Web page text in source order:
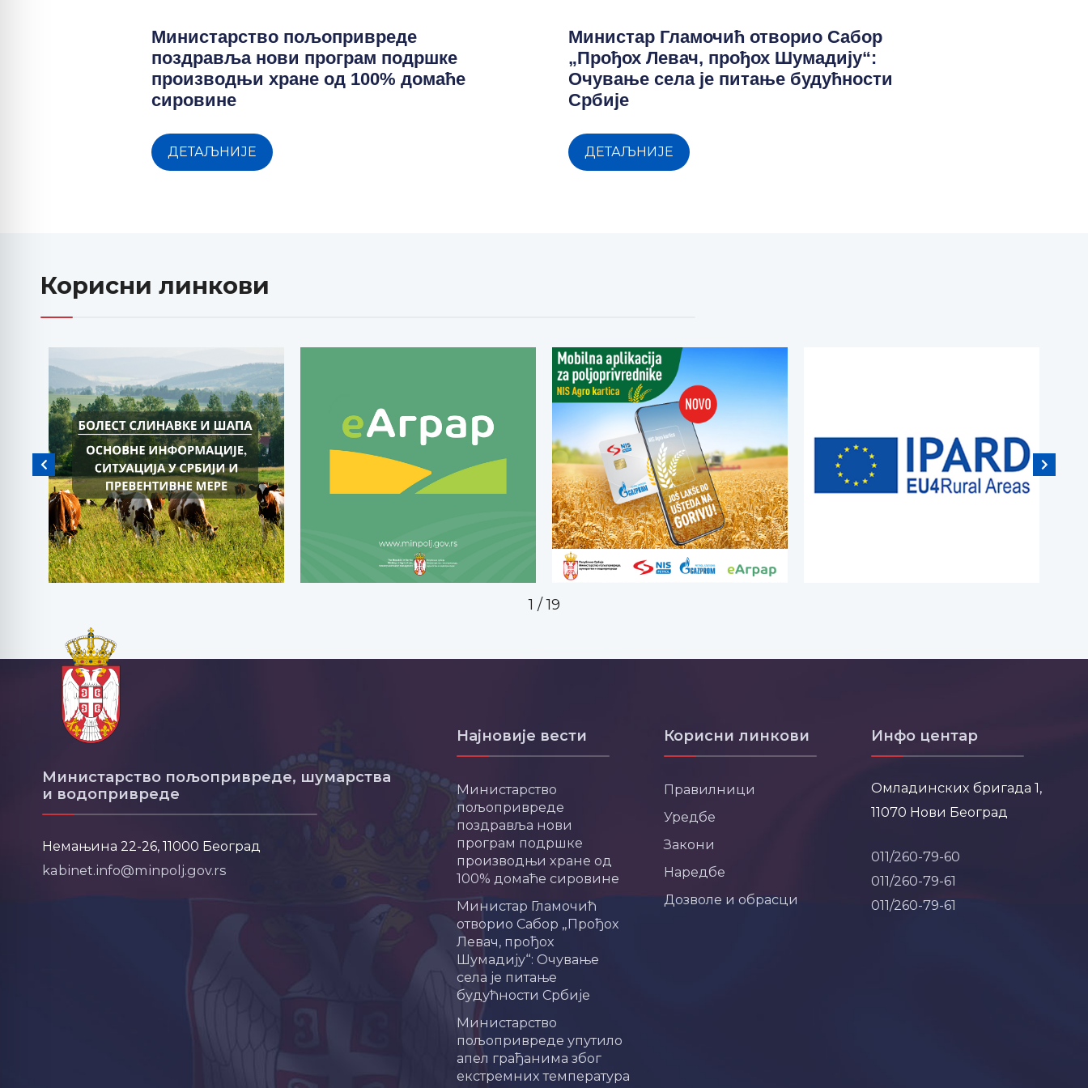
Министарство пољопривреде
поздравља нови програм подршке
производњи хране од 100% домаће
сировине
ДЕТАЉНИЈЕ
Министар Гламочић отворио Сабор
„Прођох Левач, прођох Шумадију“:
Очување села је питање будућности
Србије
ДЕТАЉНИЈЕ
Корисни линкови
2 / 19
Министарство пољопривреде, шумарства
и водопривреде
Немањина 22-26, 11000 Београд
kabinet.info@minpolj.gov.rs
Најновије вести
Министарство
пољопривреде
поздравља нови
програм подршке
производњи хране од
100% домаће сировине
Министар Гламочић
отворио Сабор „Прођох
Левач, прођох
Шумадију“: Очување
села је питање
будућности Србије
Министарство
пољопривреде упутило
апел грађанима због
екстремних температура
Корисни линкови
Правилници
Уредбе
Закони
Наредбе
Дозволе и обрасци
Инфо центар
Омладинских бригада 1,
11070 Нови Београд
011/260-79-60
011/260-79-61
011/260-79-61